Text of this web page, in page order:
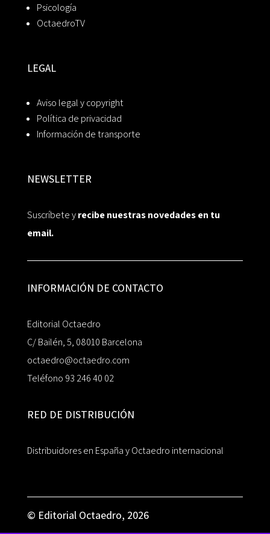
Psicología
OctaedroTV
LEGAL
Aviso legal y copyright
Política de privacidad
Información de transporte
NEWSLETTER
Suscríbete yrecibe nuestras novedades en tu
email.
INFORMACIÓN DE CONTACTO
Editorial Octaedro
C/ Bailén, 5, 08010 Barcelona
octaedro@octaedro.com
Teléfono 93 246 40 02
RED DE DISTRIBUCIÓN
Distribuidores en España y Octaedro internacional
© Editorial Octaedro, 2026